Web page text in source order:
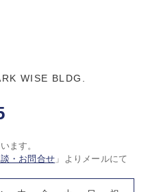
WISE BLDG.
ます。
・お問合せ 」よりメールにて